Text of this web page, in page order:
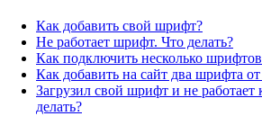
Как добавить свой шрифт?
Не работает шрифт. Что делать?
Как подключить несколько
Как добавить на сайт два шрифта
Загрузил свой шрифт и не
делать?